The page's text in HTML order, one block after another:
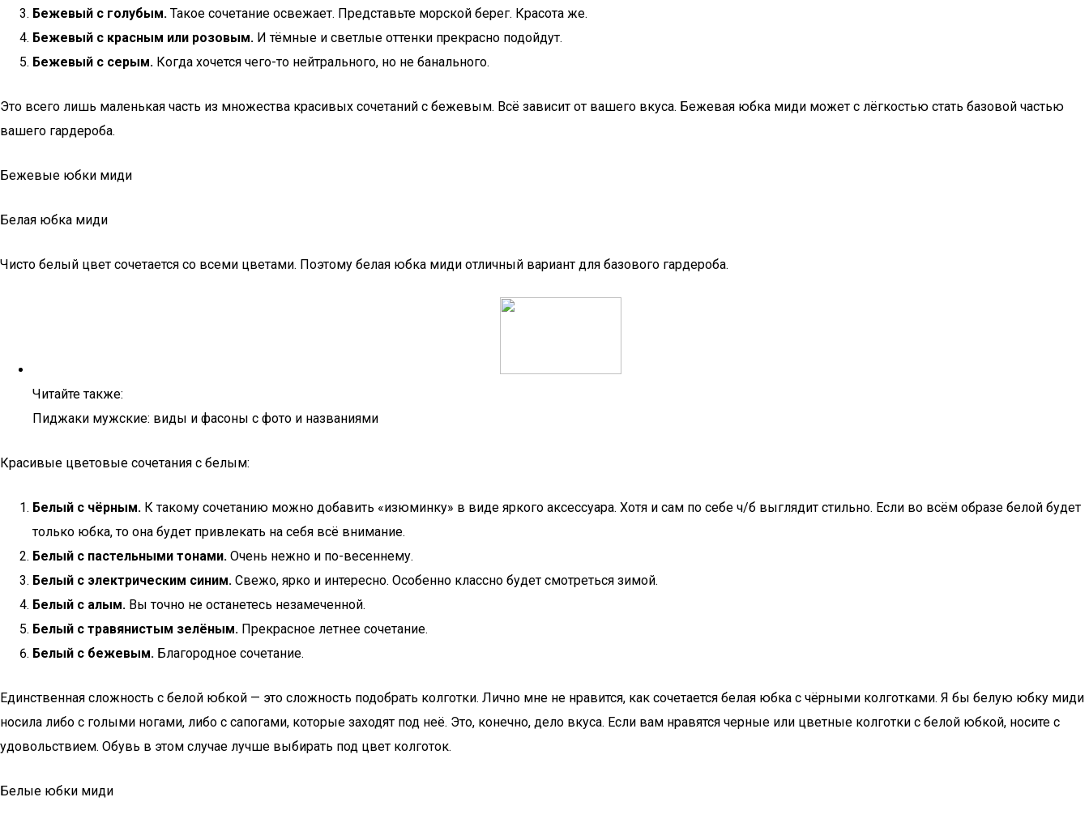
Бежевый с голубым. Такое сочетание освежает. Представьте морской берег. Красота же.
Бежевый с красным или розовым. И тёмные и светлые оттенки прекрасно подойдут.
Бежевый с серым. Когда хочется чего-то нейтрального, но не банального.
Это всего лишь маленькая часть из множества красивых сочетаний с бежевым. Всё зависит от вашего вкуса. Бежевая юбка миди может с лёгкостью стать базовой частью
вашего гардероба.
Бежевые юбки миди
Белая юбка миди
Чисто белый цвет сочетается со всеми цветами. Поэтому белая юбка миди отличный вариант для базового гардероба.
Читайте также:
Пиджаки мужские: виды и фасоны с фото и названиями
Красивые цветовые сочетания с белым:
Белый с чёрным. К такому сочетанию можно добавить «изюминку» в виде яркого аксессуара. Хотя и сам по себе ч/б выглядит стильно. Если во всём образе белой будет
только юбка, то она будет привлекать на себя всё внимание.
Белый с пастельными тонами. Очень нежно и по-весеннему.
Белый с электрическим синим. Свежо, ярко и интересно. Особенно классно будет смотреться зимой.
Белый с алым. Вы точно не останетесь незамеченной.
Белый с травянистым зелёным. Прекрасное летнее сочетание.
Белый с бежевым. Благородное сочетание.
Единственная сложность с белой юбкой — это сложность подобрать колготки. Лично мне не нравится, как сочетается белая юбка с чёрными колготками. Я бы белую юбку миди
носила либо с голыми ногами, либо с сапогами, которые заходят под неё. Это, конечно, дело вкуса. Если вам нравятся черные или цветные колготки с белой юбкой, носите с
удовольствием. Обувь в этом случае лучше выбирать под цвет колготок.
Белые юбки миди